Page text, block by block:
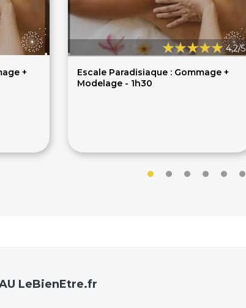
+
4,2/5
Escale Paradisiaque : Gommage +
Modelage - 1h30
LeBienEtre.fr